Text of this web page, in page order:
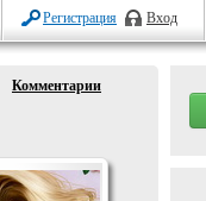
Регистрация Вход
Комментарии